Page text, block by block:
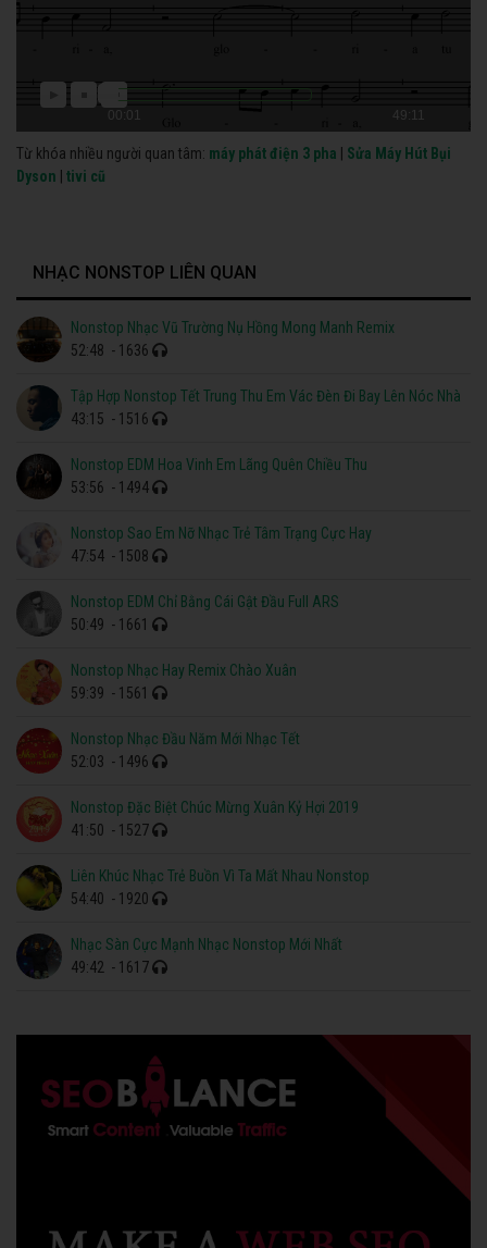
00:01 49:11
Từ khóa nhiều người quan tâm: máy phát điện 3 pha
Sửa Máy Hút Bụi
Dyson
tivi cũ
NHẠC NONSTOP LIÊN QUAN
Nonstop Nhạc Vũ Trường Nụ Hồng Mong Manh Remix
52:48 - 1636
Tập Hợp Nonstop Tết Trung Thu Em Vác Đèn Đi Bay Lên Nóc Nhà
43:15 - 1516
Nonstop EDM Hoa Vinh Em Lãng Quên Chiều Thu
53:56 - 1494
Nonstop Sao Em Nỡ Nhạc Trẻ Tâm Trạng Cực Hay
47:54 - 1508
Nonstop EDM Chỉ Bằng Cái Gật Đầu Full ARS
50:49 - 1661
Nonstop Nhạc Hay Remix Chào Xuân
59:39 - 1561
Nonstop Nhạc Đầu Năm Mới Nhạc Tết
52:03 - 1496
Nonstop Đặc Biệt Chúc Mừng Xuân Kỷ Hợi 2019
41:50 - 1527
Liên Khúc Nhạc Trẻ Buồn Vì Ta Mất Nhau Nonstop
54:40 - 1920
Nhạc Sàn Cực Mạnh Nhạc Nonstop Mới Nhất
49:42 - 1617